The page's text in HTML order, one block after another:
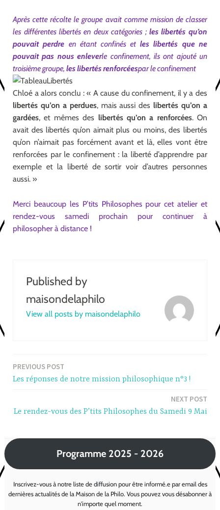
Après cette récolte le groupe avait comme mission de classer
les différentes libertés en deux catégories ;les libertés qu’on
pouvait perdre en étant confinés etles libertés que ne
pouvait pas nous enleverle confinement, ils ont ajouté un
troisième groupe,les libertés renforcéespar le confinement
Chloé a alors conclu : « A cause du confinement, il y a des
libertés qu’on a perdues, mais aussi des libertés qu’on a
gardées, et mêmes des libertés qu’on a renforcées. On
avait des libertés qu’on aimait plus ou moins, des libertés
qu’on n’aimait pas forcément avant et là, elles vont être
renforcées par le confinement : la liberté d’apprendre par
exemple et la liberté de sortir voir d’autres personnes
aussi. »
Merci beaucoup les P’tits Philosophes pour cet atelier et
rendez-vous samedi prochain pour continuer à
philosopher à distance !
Published by
maisondelaphilo
View all posts by maisondelaphilo
Post
navigation
PREVIOUS POST
Les réponses de notre mission philosophique n°3 !
NEXT POST
Le rendez-vous des P’tits Philosophes du Samedi 9 Mai
Programme 2025 - 2026
Inscrivez-vous à notre liste de diffusion pour être informé.e par email des
dernières actualités de la Maison de la Philo. Vous pouvez vous désabonner à
n'importe quel moment.